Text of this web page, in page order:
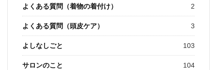
よくある質問（着物の着付け） 2
よくある質問（頭皮ケア） 3
よしなしごと 103
サロンのこと 104